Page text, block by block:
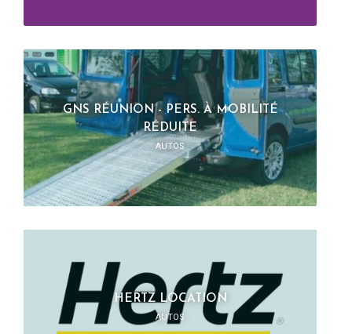
GNS RÉUNION - PERS. À MOBILITÉ
RÉDUITE
AUTOS
HERTZ LOCATION
AUTOS